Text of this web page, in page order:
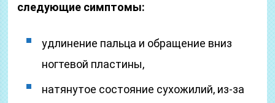
следующие симптомы:
удлинение пальца и обращение вниз
ногтевой пластины,
натянутое состояние сухожилий, из-за